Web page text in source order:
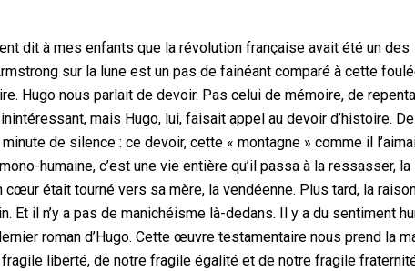
dit à mes enfants que la révolution française avait été un des
sur la lune est un pas de fainéant comparé à cette
Hugo nous parlait de devoir. Pas celui de mémoire, de
mais Hugo, lui, faisait appel au devoir d’histoire.
de silence : ce devoir, cette « montagne » comme il
humaine, c’est une vie entière qu’il passa à la ressasser, la
cœur était tourné vers sa mère, la vendéenne. Plus tard, la
Et il n’y a pas de manichéisme là-dedans. Il y a du sentiment
roman d’Hugo. Cette œuvre testamentaire nous prend la
liberté, de notre fragile égalité et de notre fragile